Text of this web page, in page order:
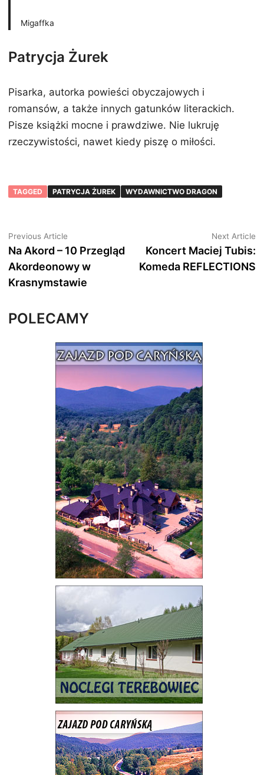
Migaffka
Patrycja Żurek
Pisarka, autorka powieści obyczajowych i
romansów, a także innych gatunków literackich.
Pisze książki mocne i prawdziwe. Nie lukruję
rzeczywistości, nawet kiedy piszę o miłości.
TAGGED PATRYCJA ŻUREK WYDAWNICTWO DRAGON
Nawigacja
wpisu
Previous Article
article:
Na Akord – 10 Przegląd
Akordeonowy w
Krasnymstawie
Next Article
Koncert Maciej Tubis:
Komeda REFLECTIONS
POLECAMY